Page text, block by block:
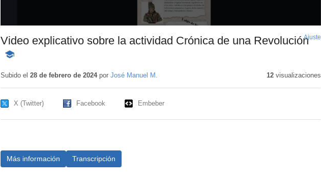
Video explicativo sobre la actividad Crónica de una Revolución
-
educativo
Ajuste
Subido el 28 de febrero de 2024por José Manuel M. 12visualizaciones
X (Twitter) Facebook Embeber
Más información Transcripción